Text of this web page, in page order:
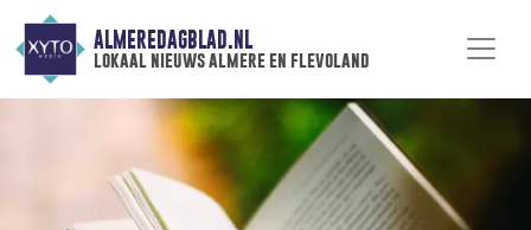
ALMEREDAGBLAD.NL
lokaal nieuws almere en flevoland